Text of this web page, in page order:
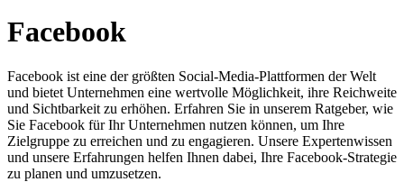
Facebook
Facebook ist eine der größten Social-Media-Plattformen der Welt
und bietet Unternehmen eine wertvolle Möglichkeit, ihre Reichweite
und Sichtbarkeit zu erhöhen. Erfahren Sie in unserem Ratgeber, wie
Sie Facebook für Ihr Unternehmen nutzen können, um Ihre
Zielgruppe zu erreichen und zu engagieren. Unsere Expertenwissen
und unsere Erfahrungen helfen Ihnen dabei, Ihre Facebook-Strategie
zu planen und umzusetzen.